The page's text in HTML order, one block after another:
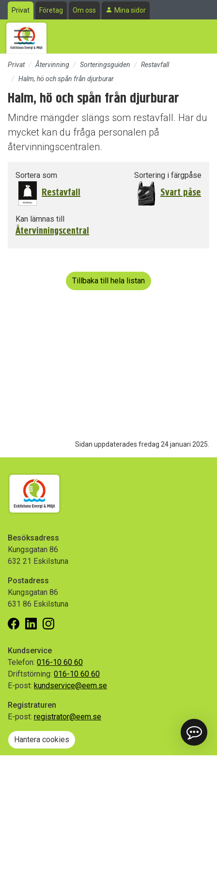
Till sidans huvudinnehåll
Privat Företag Om oss Mina sidor
Privat Återvinning Sorteringsguiden
Restavfall
Halm, hö och spån från djurburar
Halm, hö och spån från djurburar
Mindre mängder slängs som restavfall. Har du
mycket kan du fråga personalen på
återvinningscentralen.
Sortera som
Restavfall
Sortering i färgpåse
Svart påse
Kan lämnas till
Återvinningscentral
Tillbaka till hela listan
Sidan uppdaterades fredag 24 januari 2025.
Besöksadress
Kungsgatan 86
632 21 Eskilstuna
Postadress
Kungsgatan 86
631 86 Eskilstuna
Facebook
LinkedinInstagram
Kundservice
Telefon: 016-10 60 60
Driftstörning: 016-10 60 60
E-post: kundservice@eem.se
Registraturen
E-post: registrator@eem.se
Hantera cookies